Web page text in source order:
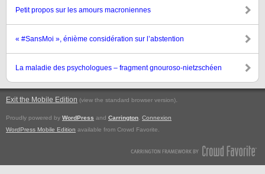
Petit propos sur les amours macroniennes
« #SansMoi », énième considération sur l’abstention
La maladie des psychologues – fragment gnouroso-nietzschéen
Exit the Mobile Edition (view the standard browser version).
Proudly powered by WordPress and Carrington Connexion
WordPress Mobile Edition available from Crowd Favorite.